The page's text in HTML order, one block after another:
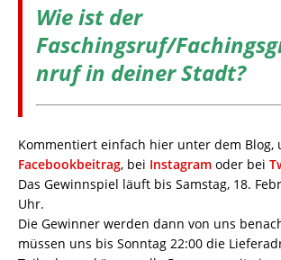
Wie ist der
Faschingsruf/
nruf in deiner Stadt?
Kommentiert einfach hier unter dem Blog,
Facebookbeitrag, bei Instagram oder bei
Das Gewinnspiel läuft bis Samstag, 18.
Uhr.
Die Gewinner werden dann von uns
müssen uns bis Sonntag 22:00 die